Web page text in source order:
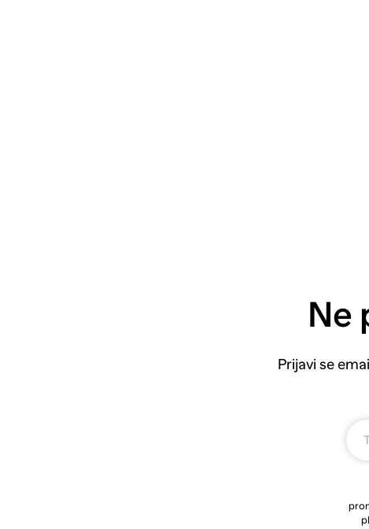
Ne
Prijavi se